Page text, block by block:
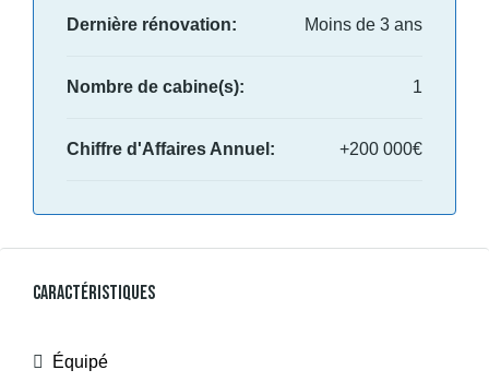
Dernière rénovation: Moins de 3 ans
Nombre de cabine(s): 1
Chiffre d'Affaires Annuel: +200 000€
Caractéristiques
Équipé